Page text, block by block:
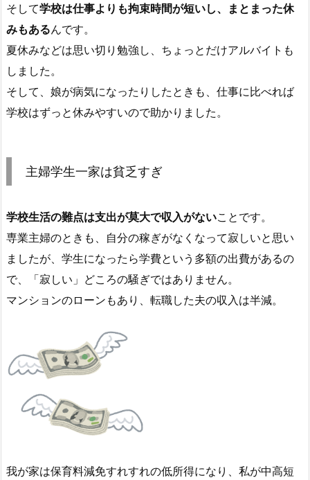
そして学校は仕事よりも拘束時間が短いし、まとまった休
みもあるんです。
夏休みなどは思い切り勉強し、ちょっとだけアルバイトも
しました。
そして、娘が病気になったりしたときも、仕事に比べれば
学校はずっと休みやすいので助かりました。
主婦学生一家は貧乏すぎ
学校生活の難点は支出が莫大で収入がないことです。
専業主婦のときも、自分の稼ぎがなくなって寂しいと思い
ましたが、学生になったら学費という多額の出費があるの
で、「寂しい」どころの騒ぎではありません。
マンションのローンもあり、転職した夫の収入は半減。
我が家は保育料減免すれすれの低所得になり、私が中高短